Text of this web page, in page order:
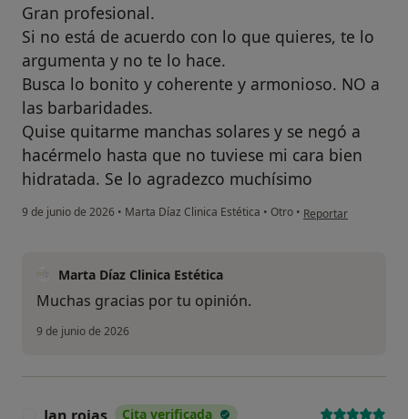
Gran profesional.
Si no está de acuerdo con lo que quieres, te lo
argumenta y no te lo hace.
Busca lo bonito y coherente y armonioso. NO a
las barbaridades.
Quise quitarme manchas solares y se negó a
hacérmelo hasta que no tuviese mi cara bien
hidratada. Se lo agradezco muchísimo
9 de junio de 2026 • Marta Díaz Clinica Estética • Otro • en opinión del
Reportar
Marta Díaz Clinica Estética
Muchas gracias por tu opinión.
9 de junio de 2026
Cita verificada
¿Alguna vez has usado una app
o chatbot de IA para hablar
sobre un tema emocional o
psicológico?
Sí, varias veces
No, y no confío en ello